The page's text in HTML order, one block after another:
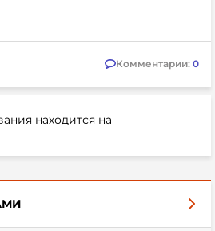
Комментарии: 0
находится на